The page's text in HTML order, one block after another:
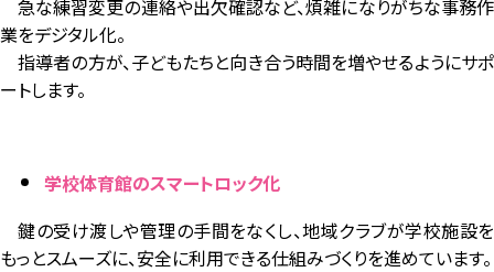
急な練習変更の連絡や出欠確認など、煩雑になりがちな事務作
業をデジタル化。
指導者の方が、子どもたちと向き合う時間を増やせるようにサポ
ートします。
学校体育館のスマートロック化
鍵の受け渡しや管理の手間をなくし、地域クラブが学校施設を
もっとスムーズに、安全に利用できる仕組みづくりを進めています。